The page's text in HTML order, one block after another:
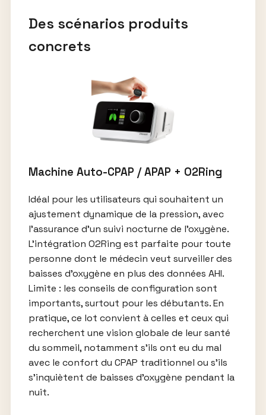
Des scénarios produits
concrets
Machine Auto-CPAP / APAP + O2Ring
Idéal pour les utilisateurs qui souhaitent un
ajustement dynamique de la pression, avec
l’assurance d’un suivi nocturne de l’oxygène.
L’intégration O2Ring est parfaite pour toute
personne dont le médecin veut surveiller des
baisses d’oxygène en plus des données AHI.
Limite : les conseils de configuration sont
importants, surtout pour les débutants. En
pratique, ce lot convient à celles et ceux qui
recherchent une vision globale de leur santé
du sommeil, notamment s’ils ont eu du mal
avec le confort du CPAP traditionnel ou s’ils
s’inquiètent de baisses d’oxygène pendant la
nuit.